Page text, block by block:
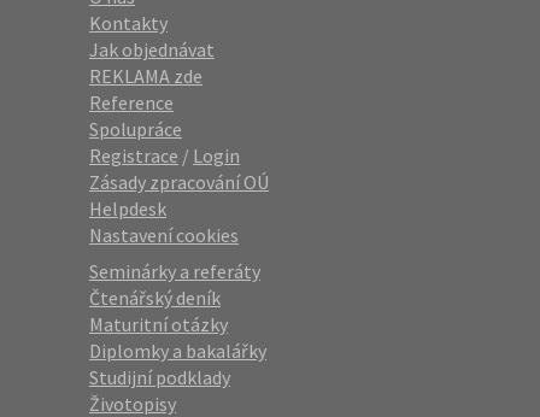
Kontakty
Jak objednávat
REKLAMA zde
Reference
Spolupráce
Registrace / Login
Zásady zpracování OÚ
Helpdesk
Nastavení cookies
Seminárky a referáty
Čtenářský deník
Maturitní otázky
Diplomky a bakalářky
Studijní podklady
Životopisy